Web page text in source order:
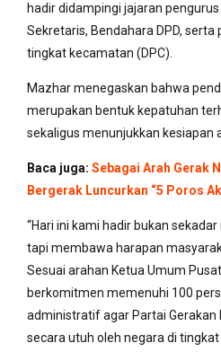
hadir didampingi jajaran
Sekretaris, Bendahara DPD,
tingkat kecamatan (DPC).
Mazhar menegaskan bahwa
merupakan bentuk kepatuhan
sekaligus menunjukkan kesiapan
Baca juga: Sebagai Arah Gerak
Bergerak Luncurkan “5 Poros
“Hari ini kami hadir bukan
tapi membawa harapan
Sesuai arahan Ketua Umum
berkomitmen memenuhi 100
administratif agar Partai Gerakan
secara utuh oleh negara di